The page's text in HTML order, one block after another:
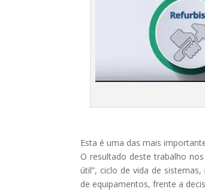
Esta é uma das mais
O resultado deste trabalho
útil”, ciclo de vida de
de equipamentos, frente a